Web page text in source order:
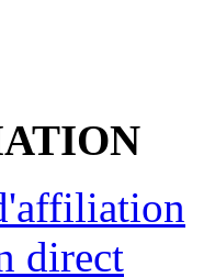
direct